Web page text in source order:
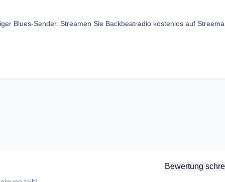
Blues-Sender. Streamen Sie Backbeatradio kostenlos auf
Bewertung